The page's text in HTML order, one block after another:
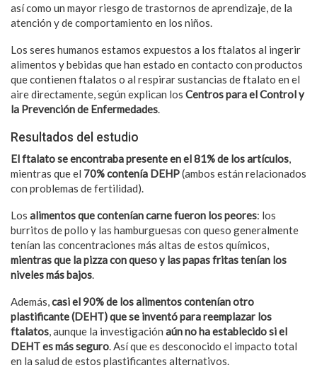
así como un mayor riesgo de trastornos de aprendizaje, de la
atención y de comportamiento en los niños.
Los seres humanos estamos expuestos a los ftalatos al ingerir
alimentos y bebidas que han estado en contacto con productos
que contienen ftalatos o al respirar sustancias de ftalato en el
aire directamente, según explican los Centros para el Control y
la Prevención de Enfermedades.
Resultados del estudio
El ftalato se encontraba presente en el 81% de los artículos,
mientras que el 70% contenía DEHP(ambos están relacionados
con problemas de fertilidad).
Los alimentos que contenían carne fueron los peores: los
burritos de pollo y las hamburguesas con queso generalmente
tenían las concentraciones más altas de estos químicos,
mientras que la pizza con queso y las papas fritas tenían los
niveles más bajos.
Además,casi el 90% de los alimentos contenían otro
plastificante (DEHT) que se inventó para reemplazar los
ftalatos, aunque la investigación aún no ha establecido si el
DEHT es más seguro. Así que es desconocido el impacto total
en la salud de estos plastificantes alternativos.